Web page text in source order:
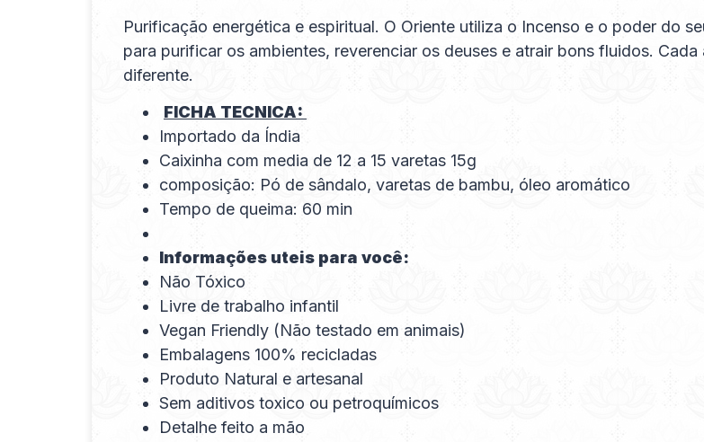
Purificação energética e espiritual. O Oriente utiliza o Incenso e o poder do
para purificar os ambientes, reverenciar os deuses e atrair bons fluidos.
diferente.
FICHA TECNICA:
Importado da Índia
Caixinha com media de 12 a 15 varetas 15g
composição: Pó de sândalo, varetas de bambu, óleo aromático
Tempo de queima: 60 min
Informações uteis para você:
Não Tóxico
Livre de trabalho infantil
Vegan Friendly (Não testado em animais)
Embalagens 100% recicladas
Produto Natural e artesanal
Sem aditivos toxico ou petroquímicos
Detalhe feito a mão